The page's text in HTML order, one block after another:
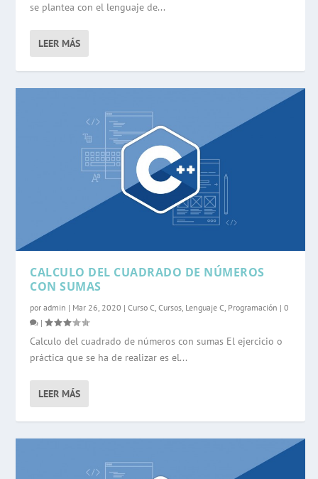
se plantea con el lenguaje de...
LEER MÁS
CALCULO DEL CUADRADO DE NÚMEROS
CON SUMAS
poradmin | Mar 26, 2020 |Curso C,Cursos, Lenguaje C, Programación |0
|
Calculo del cuadrado de números con sumas El ejercicio o
práctica que se ha de realizar es el...
LEER MÁS